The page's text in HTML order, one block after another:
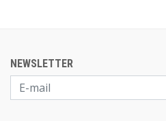
NEWSLETTER